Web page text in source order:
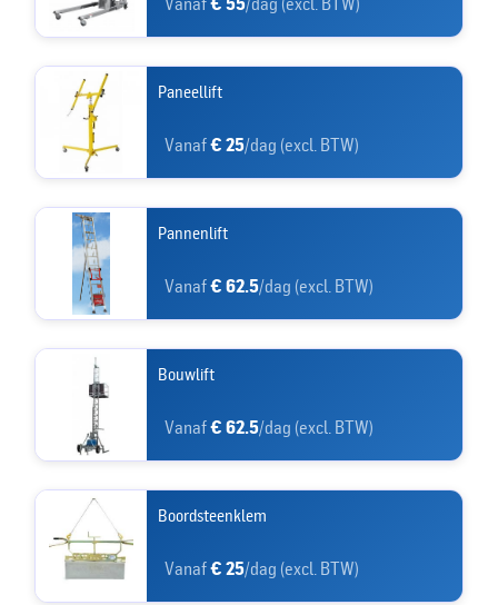
Paneellift
Vanaf€ 25/dag (excl. BTW)
Pannenlift
Vanaf€ 62.5/dag (excl. BTW)
Bouwlift
Vanaf€ 62.5/dag (excl. BTW)
Boordsteenklem
Vanaf€ 25/dag (excl. BTW)